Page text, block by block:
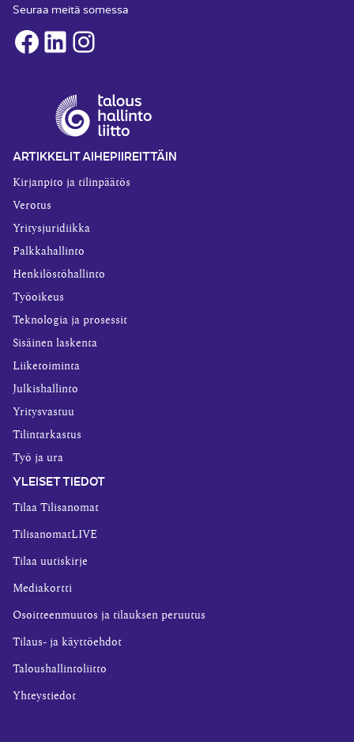
Seuraa meitä somessa
Facebook
LinkedInInstagram
ARTIKKELIT AIHEPIIREITTÄIN
Kirjanpito ja tilinpäätös
Verotus
Yritysjuridiikka
Palkkahallinto
Henkilöstöhallinto
Työoikeus
Teknologia ja prosessit
Sisäinen laskenta
Liiketoiminta
Julkishallinto
Yritysvastuu
Tilintarkastus
Työ ja ura
YLEISET TIEDOT
Tilaa Tilisanomat
TilisanomatLIVE
Tilaa uutiskirje
Mediakortti
Osoitteenmuutos ja tilauksen peruutus
Tilaus- ja käyttöehdot
Taloushallintoliitto
Yhteystiedot